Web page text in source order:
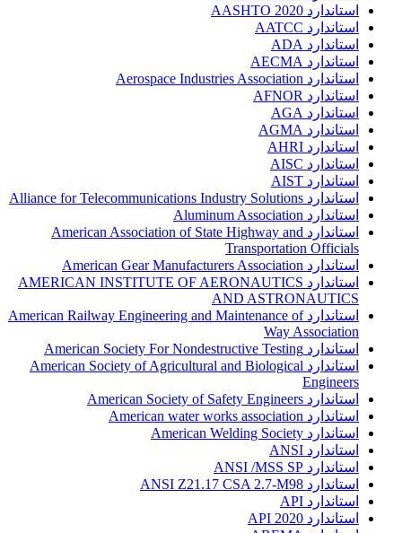
استاندارد AASHTO 2020
استاندارد AATCC
استاندارد ADA
استاندارد AECMA
استاندارد Aerospace Industries Association
استاندارد AFNOR
استاندارد AGA
استاندارد AGMA
استاندارد AHRI
استاندارد AISC
استاندارد AIST
استاندارد Alliance for Telecommunications Industry Solutions
استاندارد Aluminum Association
استاندارد American Association of State Highway and
Transportation Officials
استاندارد American Gear Manufacturers Association
استاندارد AMERICAN INSTITUTE OF AERONAUTICS
AND ASTRONAUTICS
استاندارد American Railway Engineering and Maintenance of
Way Association
استاندارد American Society For Nondestructive Testing
استاندارد American Society of Agricultural and Biological
Engineers
استاندارد American Society of Safety Engineers
استاندارد American water works association
استاندارد American Welding Society
استاندارد ANSI
استاندارد ANSI /MSS SP
استاندارد ANSI Z21.17 CSA 2.7-M98
استاندارد API
استاندارد API 2020